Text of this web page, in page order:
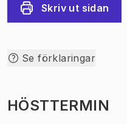
Skriv ut sidan
Se förklaringar
HÖSTTERMIN